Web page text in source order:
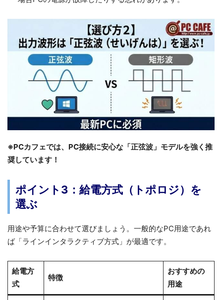
※PCカフェでは、PC接続に安心な「正弦波」モデルを強く推
奨しています！
ポイント3：給電方式（トポロジ）を
選ぶ
用途や予算に合わせて選びましょう。一般的なPC用途であれ
ば「ラインインタラクティブ方式」が最適です。
給電方
式
特徴
おすすめの
用途